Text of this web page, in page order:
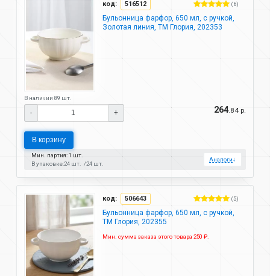
код: 516512 (6)
Бульонница фарфор, 650 мл, с ручкой,
Золотая линия, ТМ Глория, 202353
В наличии 89 шт.
- + 264.84 р.
В корзину
Мин. партия: 1 шт.
В упаковке:24 шт. 24 шт.
Аналоги↓
код: 506643 (5)
Бульонница фарфор, 650 мл, с ручкой,
ТМ Глория, 202355
Мин. сумма заказа этого товара 250 ₽.